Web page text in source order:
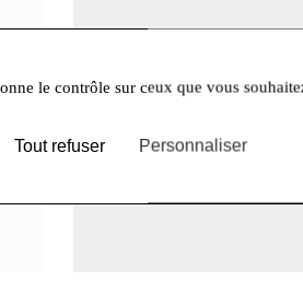
le contrôle sur ceux que vous
Tout refuser Personnaliser